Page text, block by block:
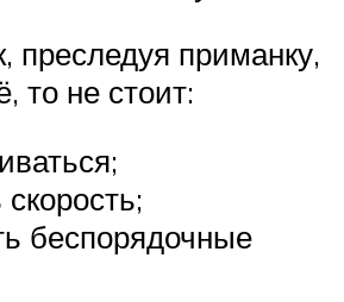
преследуя приманку,
то не стоит:
беспорядочные